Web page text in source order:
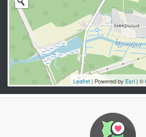
Leaflet | Powered by Esri | ©